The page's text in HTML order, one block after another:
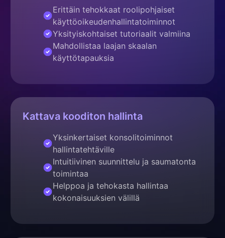
Erittäin tehokkaat roolipohjaiset
käyttöoikeudenhallintatoiminnot
Yksityiskohtaiset tutoriaalit valmiina
Mahdollistaa laajan skaalan
käyttötapauksia
Kattava kooditon hallinta
Yksinkertaiset konsolitoiminnot
hallintatehtäville
Intuitiivinen suunnittelu ja saumatonta
toimintaa
Helppoa ja tehokasta hallintaa
kokonaisuuksien välillä